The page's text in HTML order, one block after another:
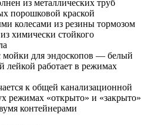
из металлических труб
порошковой краской
колесами из резины тормозом
химически стойкого
мойки для эндоскопов — белый
лейкой работает в режимах
к общей канализационной
режимах «открыто» и «закрыто»
контейнерами